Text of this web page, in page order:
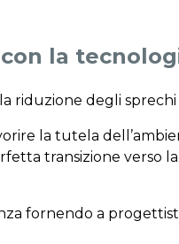
la
riduzione degli
la tutela
transizione verso la
fornendo a